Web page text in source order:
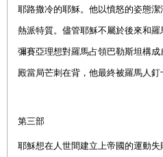
耶路撒冷的耶穌。他以憤怒的姿態
熱派特質。儘管耶穌不屬於後來和
彌賽亞理想對羅馬占領巴勒斯坦構
殿當局芒刺在背，他最終被羅馬人釘
第三部
耶穌想在人世間建立上帝國的運動